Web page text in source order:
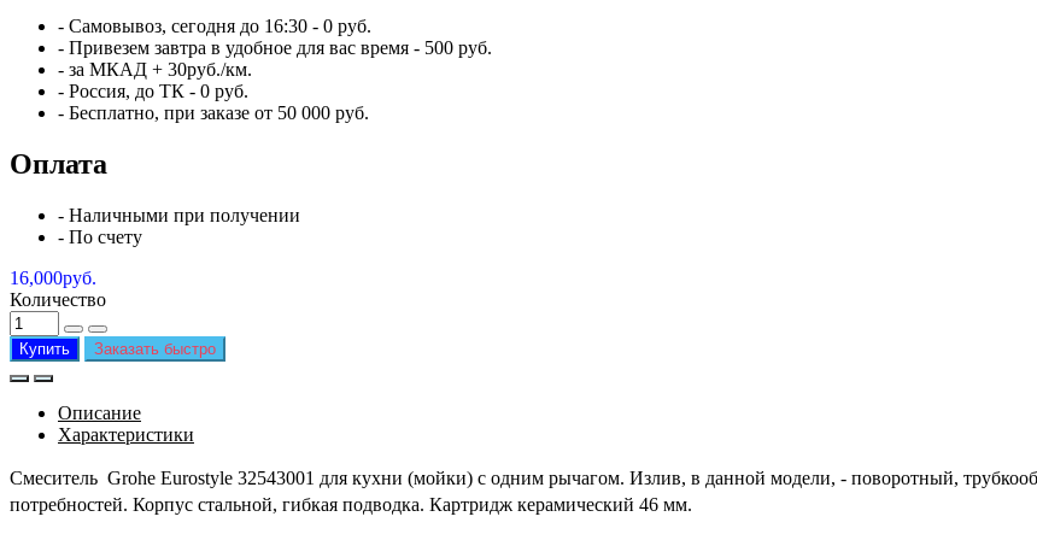
- Самовывоз, сегодня до 16:30 - 0 руб.
- Привезем завтра в удобное для вас время - 500 руб.
- за МКАД + 30руб./км.
- Россия, до ТК - 0 руб.
- Бесплатно, при заказе от 50 000 руб.
Оплата
- Наличными при получении
- По счету
16,000руб.
Количество
Купить Заказать быстро
Описание
Характеристики
Смеситель Grohe Eurostyle 32543001 для кухни (мойки) с одним рычагом. Излив, в данной модели, - поворотный,
потребностей. Корпус стальной, гибкая подводка. Картридж керамический 46 мм.